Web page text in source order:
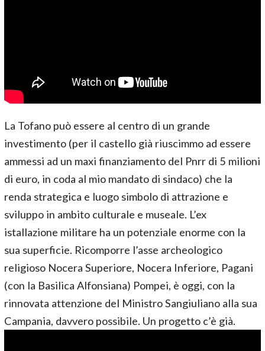
La Tofano può essere al centro di un grande
investimento (per il castello già riuscimmo ad essere
ammessi ad un maxi finanziamento del Pnrr di 5 milioni
di euro, in coda al mio mandato di sindaco) che la
renda strategica e luogo simbolo di attrazione e
sviluppo in ambito culturale e museale. L’ex
istallazione militare ha un potenziale enorme con la
sua superficie. Ricomporre l’asse archeologico
religioso Nocera Superiore, Nocera Inferiore, Pagani
(con la Basilica Alfonsiana) Pompei, è oggi, con la
rinnovata attenzione del Ministro Sangiuliano alla sua
Campania, davvero possibile. Un progetto c’è già.